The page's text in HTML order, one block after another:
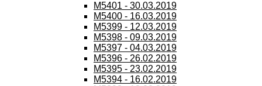
M5401 - 30.03.2019
M5400 - 16.03.2019
M5399 - 12.03.2019
M5398 - 09.03.2019
M5397 - 04.03.2019
M5396 - 26.02.2019
M5395 - 23.02.2019
M5394 - 16.02.2019